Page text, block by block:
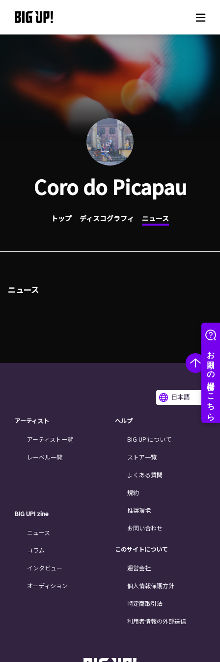
BIG UP!について
ニュース
料金プラン
サポート
ご利用の流れ
よくある質問
Coro do Picapau
トップ ディスコグラフィ ニュース
ニュース
日本語
アーティスト
アーティスト一覧
レーベル一覧
BIG UP! zine
ニュース
コラム
インタビュー
オーディション
ヘルプ
BIG UP!について
ストア一覧
よくある質問
規約
推奨環境
お問い合わせ
このサイトについて
運営会社
個人情報保護方針
特定商取引法
利用者情報の外部送信